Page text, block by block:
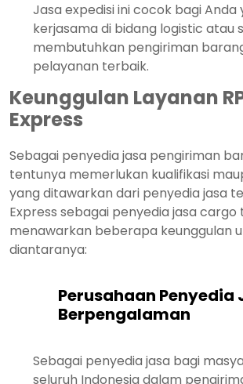
Jasa expedisi ini cocok bagi Anda
kerjasama di bidang logistic atau
membutuhkan pengiriman
pelayanan terbaik.
Keunggulan Layanan
Express
Sebagai penyedia jasa pengiriman
tentunya memerlukan kualifikasi
yang ditawarkan dari penyedia jasa
Express sebagai penyedia jasa
menawarkan beberapa keunggulan
diantaranya:
Perusahaan Penyedia
Berpengalaman
Sebagai penyedia jasa bagi
seluruh Indonesia dalam